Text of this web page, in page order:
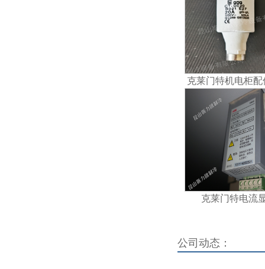
克莱门特机电柜
熔断器
克莱门特电流
公司动态：